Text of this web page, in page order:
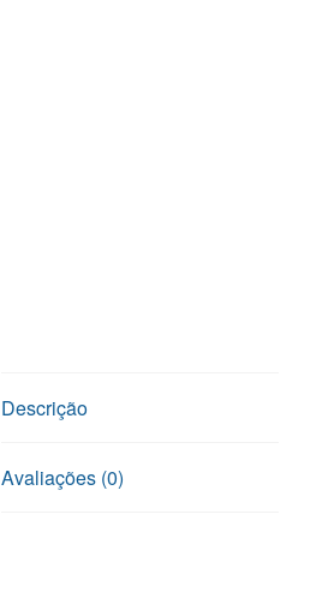
Descrição
Avaliações (0)